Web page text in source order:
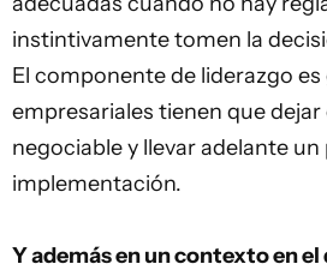
instintivamente tomen la
El componente de liderazgo
empresariales tienen que
negociable y llevar adelante
implementación.
Y además en un contexto en